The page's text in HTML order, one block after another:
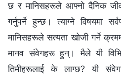
छ र मानिसहरूले आफ्‍नो दैनिक
गर्नुपर्ने हुन्छ। त्याग्‍ने विषयमा
मानिसहरूले सत्यता खोजी गर्ने
मानव संवेगहरू हुन्। मैले यी
तिमीहरूलाई के लाग्छ? यी